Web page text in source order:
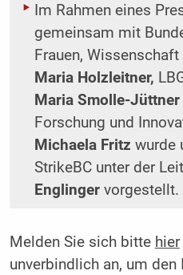
Im Rahmen eines
gemeinsam mit
Frauen,
Maria Holzleitner,
Maria Smolle-Jüttner
Forschung und
Michaela Fritz wurde
StrikeBC unter der
Englinger vorgestellt.
Melden Sie sich bitte hier
unverbindlich an, um